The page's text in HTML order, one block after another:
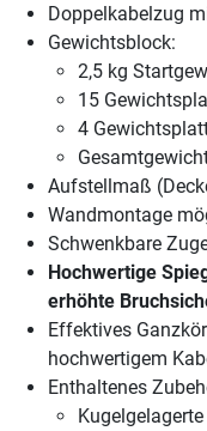
Doppelkabelzug
Gewichtsblock:
2,5 kg
15
4
Aufstellmaß
Wandmontage
Schwenkbare
Hochwertige
erhöhte
Effektives
hochwertigem
Enthaltenes